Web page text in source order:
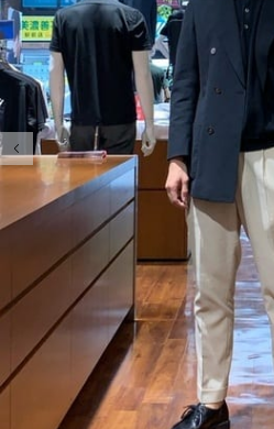
前の画像